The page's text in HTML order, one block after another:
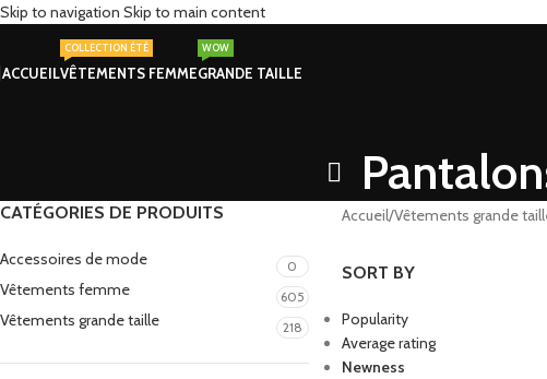
Skip to navigation Skip to main content
ACCUEILVÊTEMENTS FEMME
COLLECTION ÉTÉ
GRANDE TAILLE
WOW
CATÉGORIES DE PRODUITS
Accessoires de mode 0
Vêtements femme 605
Vêtements grande taille 218
Accueil/Vêtements grande
SORT BY
Popularity
Average rating
Newness